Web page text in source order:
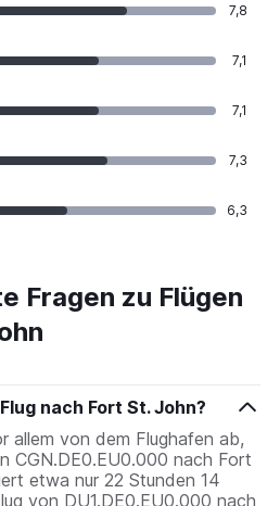
7,8
7,1
7,1
7,3
6,3
Fragen zu Flügen
nach Fort St. John?
allem von dem Flughafen ab,
CGN.DE0.EU0.000 nach Fort
etwa nur 22 Stunden 14
von DU1.DE0.EU0.000 nach